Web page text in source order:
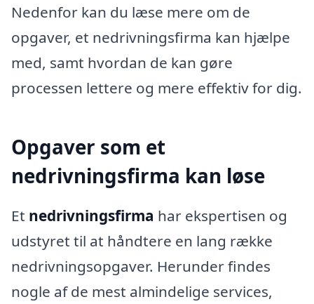
Nedenfor kan du læse mere om de
opgaver, et nedrivningsfirma kan hjælpe
med, samt hvordan de kan gøre
processen lettere og mere effektiv for dig.
Opgaver som et
nedrivningsfirma kan løse
Et nedrivningsfirma har ekspertisen og
udstyret til at håndtere en lang række
nedrivningsopgaver. Herunder findes
nogle af de mest almindelige services,